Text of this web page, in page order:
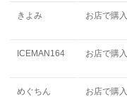
きよみ お店で購入
ICEMAN164 お店で購入
めぐちん お店で購入